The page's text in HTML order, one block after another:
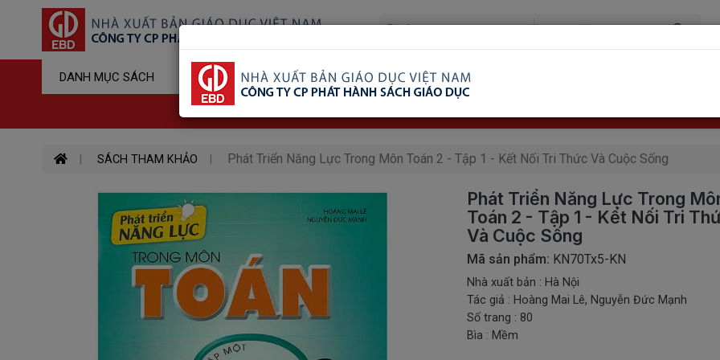
DANH MỤC SÁCH Sản Phẩm Đã Xem Ship COD Trên Toàn Quốc
SÁCH THAM KHẢO Phát Triển Năng Lực Trong Môn Toán 2 - Tập 1 - Kết Nối Tri Thức Và Cuộc Sống
Phát Triển Năng Lực Trong
Toán 2 - Tập 1 - Kết Nối Tri
Và Cuộc Sống
Mã sản phẩm: KN70Tx5-KN
Nhà xuất bản : Hà Nội
Tác giả : Hoàng Mai Lê, Nguyễn Đức Mạnh
Số trang : 80
Bìa : Mềm